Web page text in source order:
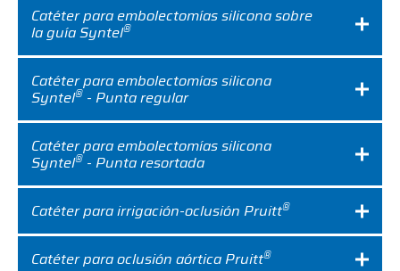
Catéter para embolectomías silicona sobre
la guía Syntel®
Catéter para embolectomías silicona
Syntel® - Punta regular
Catéter para embolectomías silicona
Syntel® - Punta resortada
Catéter para irrigación-oclusión Pruitt®
Catéter para oclusión aórtica Pruitt®